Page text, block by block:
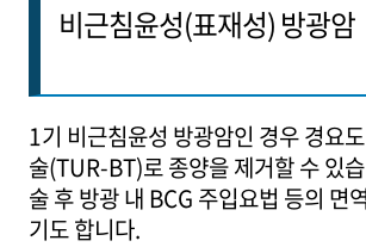
비근침윤성(표재성) 방광암
1기 비근침윤성 방광암인 경우 경요
술(TUR-BT)로 종양을 제거할 수 있
술 후 방광 내 BCG 주입요법 등의 면
기도 합니다.